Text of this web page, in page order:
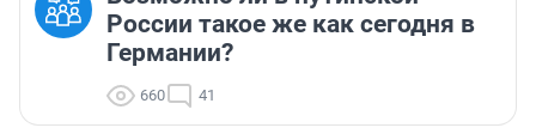
России такое же как сегодня в
Германии?
660 41